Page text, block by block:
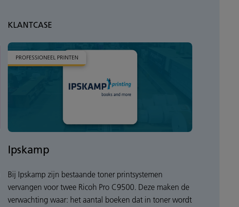
KLANTCASE
PROFESSIONEEL PRINTEN
Ipskamp
Bij Ipskamp zijn bestaande toner printsystemen
vervangen voor twee Ricoh Pro C9500. Deze maken de
verwachting waar: het aantal boeken dat in toner wordt